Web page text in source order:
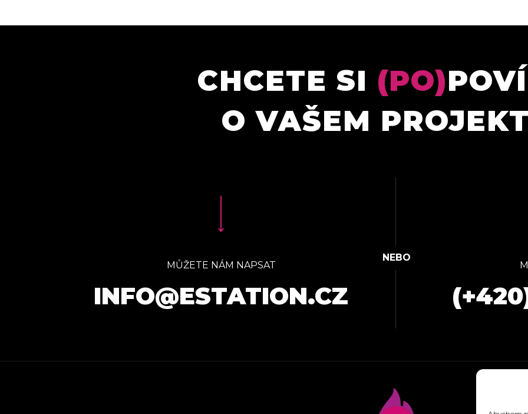
CHCETE SI (PO)
O VAŠEM
MŮŽETE NÁM NAPSAT
INFO@ESTATION.CZ